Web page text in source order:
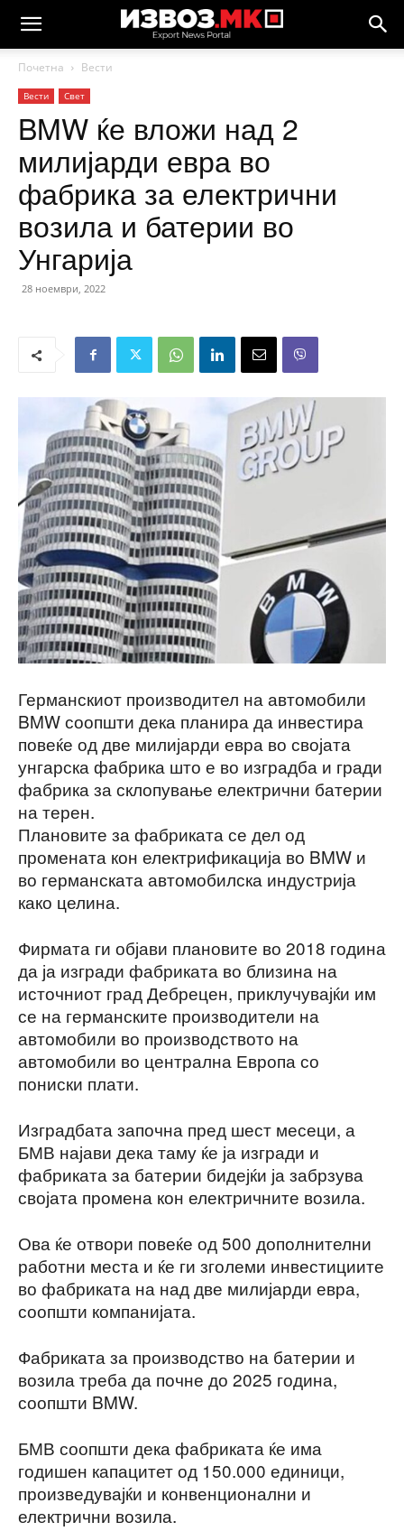
Почетна Вести
Вести Свет
BMW ќе вложи над 2
милијарди евра во
фабрика за електрични
возила и батерии во
Унгарија
28 ноември, 2022
Германскиот производител на автомобили
BMW соопшти дека планира да инвестира
повеќе од две милијарди евра во својата
унгарска фабрика што е во изградба и гради
фабрика за склопување електрични батерии
на терен.
Плановите за фабриката се дел од
промената кон електрификација во BMW и
во германската автомобилска индустрија
како целина.
Фирмата ги објави плановите во 2018 година
да ја изгради фабриката во близина на
источниот град Дебрецен, приклучувајќи им
се на германските производители на
автомобили во производството на
автомобили во централна Европа со
пониски плати.
Изградбата започна пред шест месеци, а
БМВ најави дека таму ќе ја изгради и
фабриката за батерии бидејќи ја забрзува
својата промена кон електричните возила.
Ова ќе отвори повеќе од 500 дополнителни
работни места и ќе ги зголеми инвестициите
во фабриката на над две милијарди евра,
соопшти компанијата.
Фабриката за производство на батерии и
возила треба да почне до 2025 година,
соопшти BMW.
БМВ соопшти дека фабриката ќе има
годишен капацитет од 150.000 единици,
произведувајќи и конвенционални и
електрични возила.